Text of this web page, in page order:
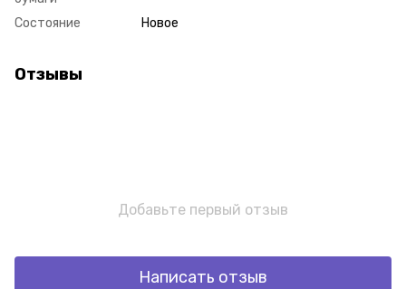
Состояние Новое
Отзывы
Добавьте первый отзыв
Написать отзыв